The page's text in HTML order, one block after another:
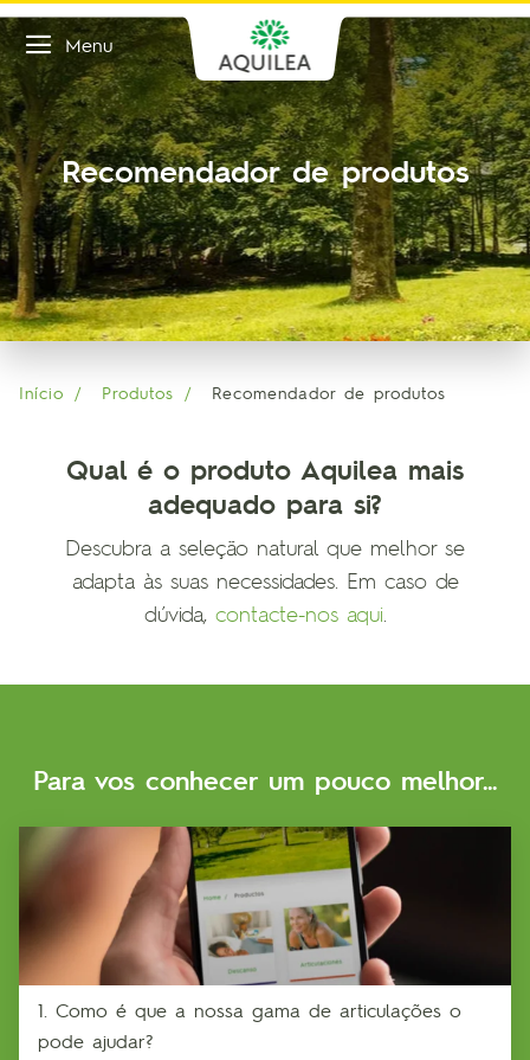
Menu
Recomendador de produtos
Início Produtos Recomendador de produtos
Qual é o produto Aquilea mais
adequado para si?
Descubra a seleção natural que melhor se
adapta às suas necessidades. Em caso de
dúvida, contacte-nos aqui
Para vos conhecer um pouco melhor...
1. Como é que a nossa gama de articulações o
pode ajudar?